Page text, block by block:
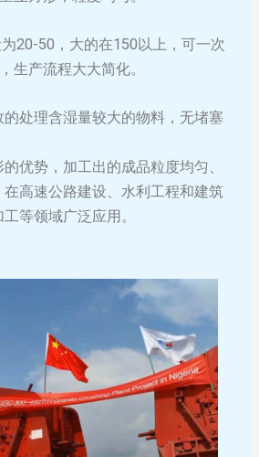
20-50，大的在150以上，可一次
生产流程大大简化。
的处理含湿量较大的物料，无堵塞
优势，加工出的成品粒度均匀、
在高速公路建设、水利工程和建筑
等领域广泛应用。